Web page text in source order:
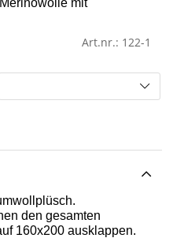
Art.nr.: 122-1
den gesamten
160x200 ausklappen.